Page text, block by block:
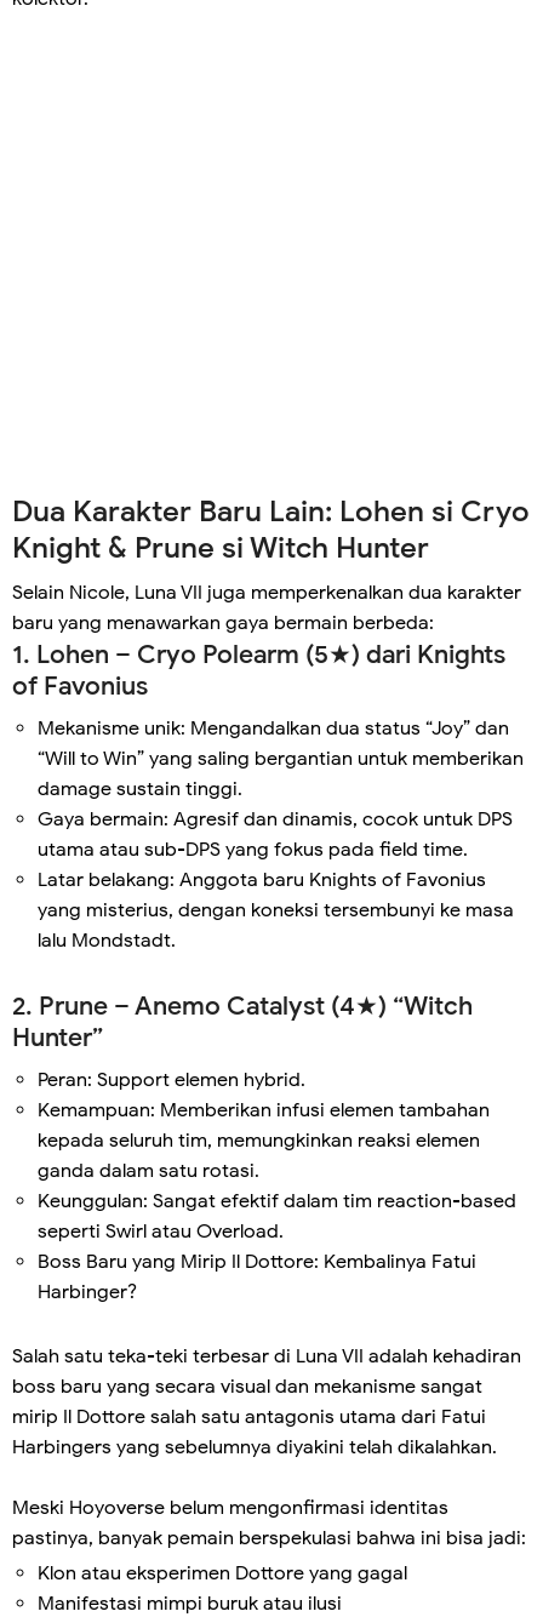
Dua Karakter Baru Lain: Lohen si Cryo
Knight & Prune si Witch Hunter
Selain Nicole, Luna VII juga memperkenalkan dua karakter
baru yang menawarkan gaya bermain berbeda:
1. Lohen – Cryo Polearm (5★) dari Knights
of Favonius
Mekanisme unik: Mengandalkan dua status “Joy” dan
“Will to Win” yang saling bergantian untuk memberikan
damage sustain tinggi.
Gaya bermain: Agresif dan dinamis, cocok untuk DPS
utama atau sub-DPS yang fokus pada field time.
Latar belakang: Anggota baru Knights of Favonius
yang misterius, dengan koneksi tersembunyi ke masa
lalu Mondstadt.
2. Prune – Anemo Catalyst (4★) “Witch
Hunter”
Peran: Support elemen hybrid.
Kemampuan: Memberikan infusi elemen tambahan
kepada seluruh tim, memungkinkan reaksi elemen
ganda dalam satu rotasi.
Keunggulan: Sangat efektif dalam tim reaction-based
seperti Swirl atau Overload.
Boss Baru yang Mirip Il Dottore: Kembalinya Fatui
Harbinger?
Salah satu teka-teki terbesar di Luna VII adalah kehadiran
boss baru yang secara visual dan mekanisme sangat
mirip Il Dottore salah satu antagonis utama dari Fatui
Harbingers yang sebelumnya diyakini telah dikalahkan.
Meski Hoyoverse belum mengonfirmasi identitas
pastinya, banyak pemain berspekulasi bahwa ini bisa jadi:
Klon atau eksperimen Dottore yang gagal
Manifestasi mimpi buruk atau ilusi